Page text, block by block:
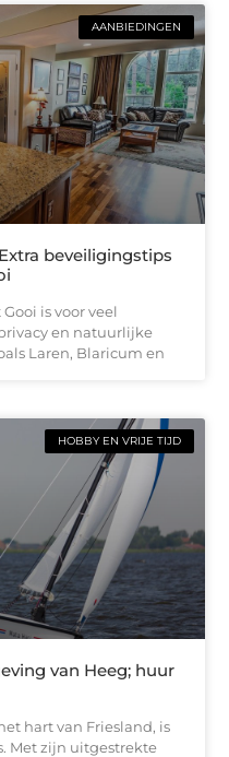
AANBIEDINGEN
beveiligingstips
is voor veel
en natuurlijke
Laren, Blaricum en
HOBBY EN VRIJE TIJD
van Heeg; huur
hart van Friesland, is
Met zijn uitgestrekte